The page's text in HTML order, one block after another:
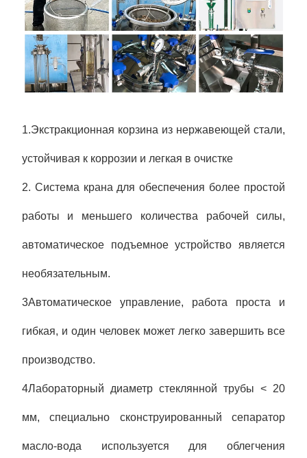
1.Экстракционная корзина из нержавеющей стали,
устойчивая к коррозии и легкая в очистке
2. Система крана для обеспечения более простой
работы и меньшего количества рабочей силы,
автоматическое подъемное устройство является
необязательным.
3Автоматическое управление, работа проста и
гибкая, и один человек может легко завершить все
производство.
4Лабораторный диаметр стеклянной трубы < 20
мм, специально сконструированный сепаратор
масло-вода используется для облегчения